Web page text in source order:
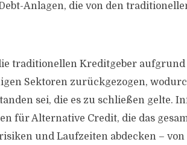
Anlagen, die von den
traditionellen Kreditgeber
Sektoren zurückgezogen,
sei, die es zu schließen gelte.
für Alternative Credit, die das
und Laufzeiten abdecken –